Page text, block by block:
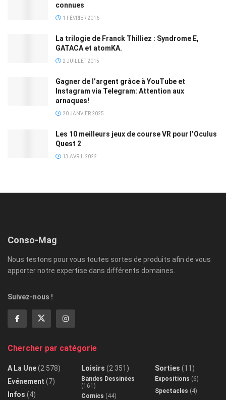
connues
1 FÉVRIER 2016
La trilogie de Franck Thilliez : Syndrome E,
GATACA et atomKA.
2 JUILLET 2015
Gagner de l’argent grâce à YouTube et
Instagram via Telegram: Attention aux
arnaques!
20 JANVIER 2025
Les 10 meilleurs jeux de course VR pour l’Oculus
Quest 2
13 AVRIL 2022
Conso-Mag
Nous testons pour vous toutes sortes de produits afin de vous
apporter notre expertise dans différents domaines.
Suivez-nous !
Chercher par catégorie
A La Une(2 578)
Evénement (7)
Infos (4)
Loisirs (2 351)
Bandes Dessinées
(161)
Comics (44)
Sorties (11)
Expositions (6)
Spectacles (4)